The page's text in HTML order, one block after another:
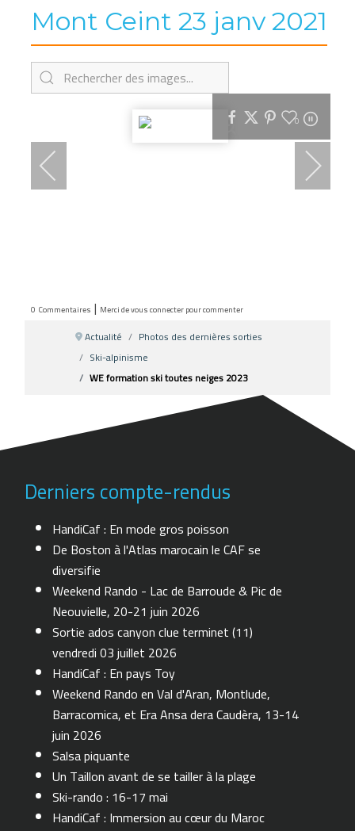
Mont Ceint 23 janv 2021
0
0 Commentaires | Merci de vous connecter pour commenter
Actualité
Photos des dernières sorties
Ski-alpinisme
WE formation ski toutes neiges 2023
Derniers compte-rendus
HandiCaf : En mode gros poisson
De Boston à l'Atlas marocain le CAF se
diversifie
Weekend Rando - Lac de Barroude & Pic de
Neouvielle, 20-21 juin 2026
Sortie ados canyon clue terminet (11)
vendredi 03 juillet 2026
HandiCaf : En pays Toy
Weekend Rando en Val d'Aran, Montlude,
Barracomica, et Era Ansa dera Caudèra, 13-14
juin 2026
Salsa piquante
Un Taillon avant de se tailler à la plage
Ski-rando : 16-17 mai
HandiCaf : Immersion au cœur du Maroc